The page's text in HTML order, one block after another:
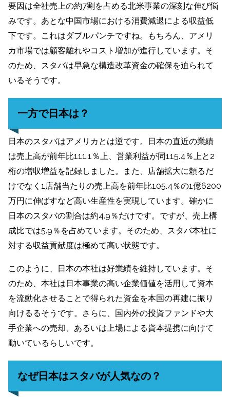
要因は全社売上の約7割を占める北米事業の深刻な伸び悩
みです。あとな中国市場における消費減退による収益低
下です。これはダブルパンチですね。もちろん、アメリ
カ市場では顧客離れやコスト増加が進行しています。そ
のため、スタバは早急な構造改革資金の確保を迫られて
いるそうです。
一方で日本は？
日本のスタバはアメリカとは逆です。日本の直近の業績
は売上高が前年比111.1％上、営業利益が同115.4％上と2
桁の増収増益を記録しました。また、店舗拡大に頼るだ
けでなく1店舗当たりの売上高を前年比105.4％の1億6200
万円に伸ばすなど高い生産性を実現しています。確かに
日本のスタバの割合は約4.9％だけです。ですが、売上構
成比では5.9％を占めています。そのため、スタバ本社に
対する収益貢献度は極めて高い状態です。
このように、日本の本社は好業績を維持しています。そ
のため、本社は日本事業の高い企業価値を活用して資本
を流動化させることで得られた資金を本国の再建に振り
向けるるそうです。さらに、国内外の投資ファンドや大
手企業への売却、あるいは上場による資本提携に向けて
動いているらしいです。
なぜ日本はスタバが人気なの？